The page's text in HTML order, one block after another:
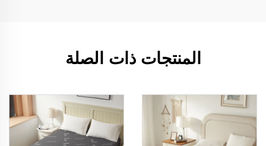
المنتجات ذات الصلة